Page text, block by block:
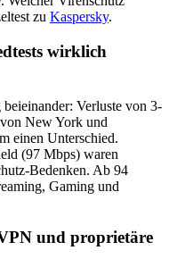
zu Kaspersky.
wirklich
Verluste von 3-
New York und
einen Unterschied.
(97 Mbps) waren
Bedenken. Ab 94
Gaming und
und proprietäre